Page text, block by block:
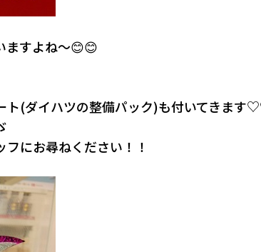
ますよね～😊😊
ト(ダイハツの整備パック)も付いてきま
にお尋ねください！！